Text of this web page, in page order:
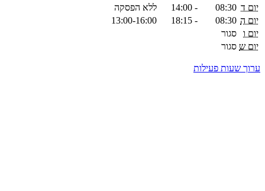
יום ד 08:30
-
14:00
ללא הפסקה
יום ה 08:30
-
18:15
13:00-16:00
יום ו
סגור
יום ש סגור
ערוך שעות פעילות